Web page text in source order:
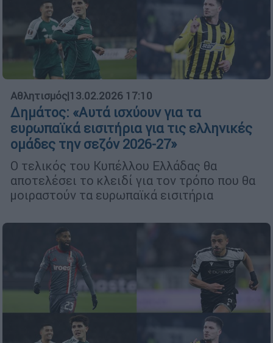
Αθλητισμός|13.02.2026 17:10
Δημάτος: «Αυτά ισχύουν για τα
ευρωπαϊκά εισιτήρια για τις ελληνικές
ομάδες την σεζόν 2026-27»
Ο τελικός του Κυπέλλου Ελλάδας θα
αποτελέσει το κλειδί για τον τρόπο που θα
μοιραστούν τα ευρωπαϊκά εισιτήρια